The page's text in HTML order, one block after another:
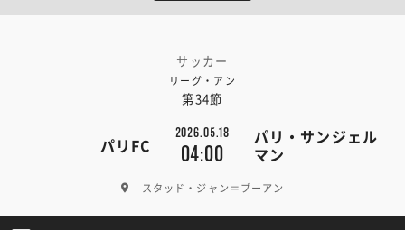
サッカー
リーグ・アン
第34節
パリFC
2026.05.18
04:00
パリ・サンジェル
マン
スタッド・ジャン＝ブーアン